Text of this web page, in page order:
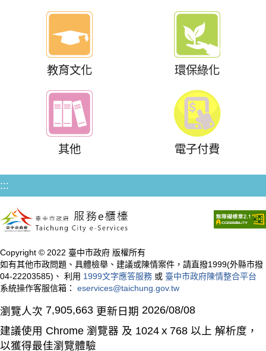
教育文化 環保綠化
其他 電子付費
:::
Copyright © 2022 臺中市政府 版權所有
如有其他市政問題、具體檢舉、建議或陳情案件，請直撥1999(外縣市撥
04-22203585)、 利用 1999文字應答服務 或 臺中市政府陳情整合平台
系統操作客服信箱： eservices@taichung.gov.tw
瀏覽人次 7,905,663 更新日期 2026/08/08
建議使用 Chrome 瀏覽器 及 1024ｘ768 以上 解析度，
以獲得最佳瀏覽體驗